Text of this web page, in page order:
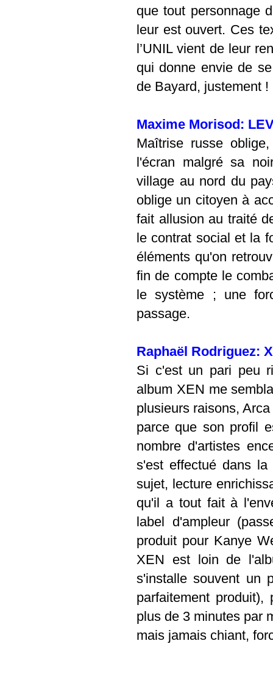
que tout personnage
leur est ouvert. Ces
l’UNIL vient de leur
qui donne envie de
de Bayard, justement !
Maxime Morisod:
Maîtrise russe
l'écran malgré sa
village au nord du
oblige un citoyen à
fait allusion au traité
le contrat social et la
éléments qu'on
fin de compte le
le système ; une
passage.
Raphaël Rodriguez:
Si c'est un pari peu
album XEN me
plusieurs raisons,
parce que son profil
nombre d'artistes
s'est effectué dans
sujet, lecture
qu'il a tout fait à
label d'ampleur
produit pour Kanye
XEN est loin de
s'installe souvent un
parfaitement produit),
plus de 3 minutes par
mais jamais chiant,